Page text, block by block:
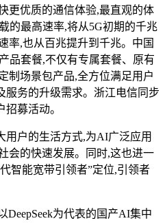
更优质的通信体验,最直观的体
的最高速率,将从5G初期的千兆
率,也从百兆提升到千兆。中国
品套餐,不仅有专属套餐、原有
制场景包产品,全方位满足用户
服务的升级需求。浙江电信同步
募活动。
用户的生活方式,为AI广泛应用
会的快速发展。同时,这也进一
智能宽带引领者”定位,引领者
DeepSeek为代表的国产AI集中